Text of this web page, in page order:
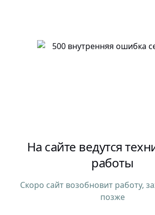
На сайте ведутся
работы
Скоро сайт возобновит работу,
позже